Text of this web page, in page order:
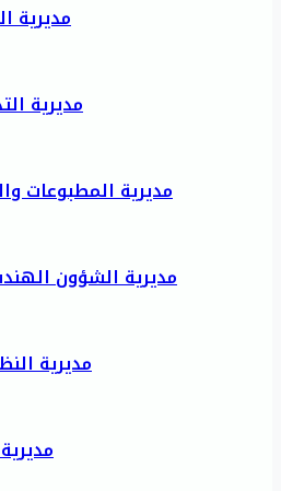
مديرية
مديرية
مديرية المطبوعات
مديرية الشؤون
مديرية